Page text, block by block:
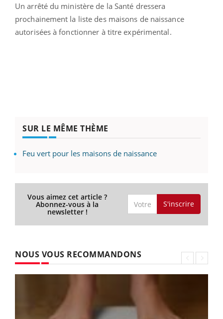
Un arrêté du ministère de la Santé dressera
prochainement la liste des maisons de naissance
autorisées à fonctionner à titre expérimental.
SUR LE MÊME THÈME
Feu vert pour les maisons de naissance
Vous aimez cet article ?
Abonnez-vous à la
newsletter !
S'inscrire
NOUS VOUS RECOMMANDONS